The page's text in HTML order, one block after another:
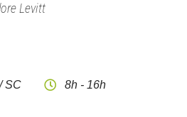
Levitt
SC 8h - 16h